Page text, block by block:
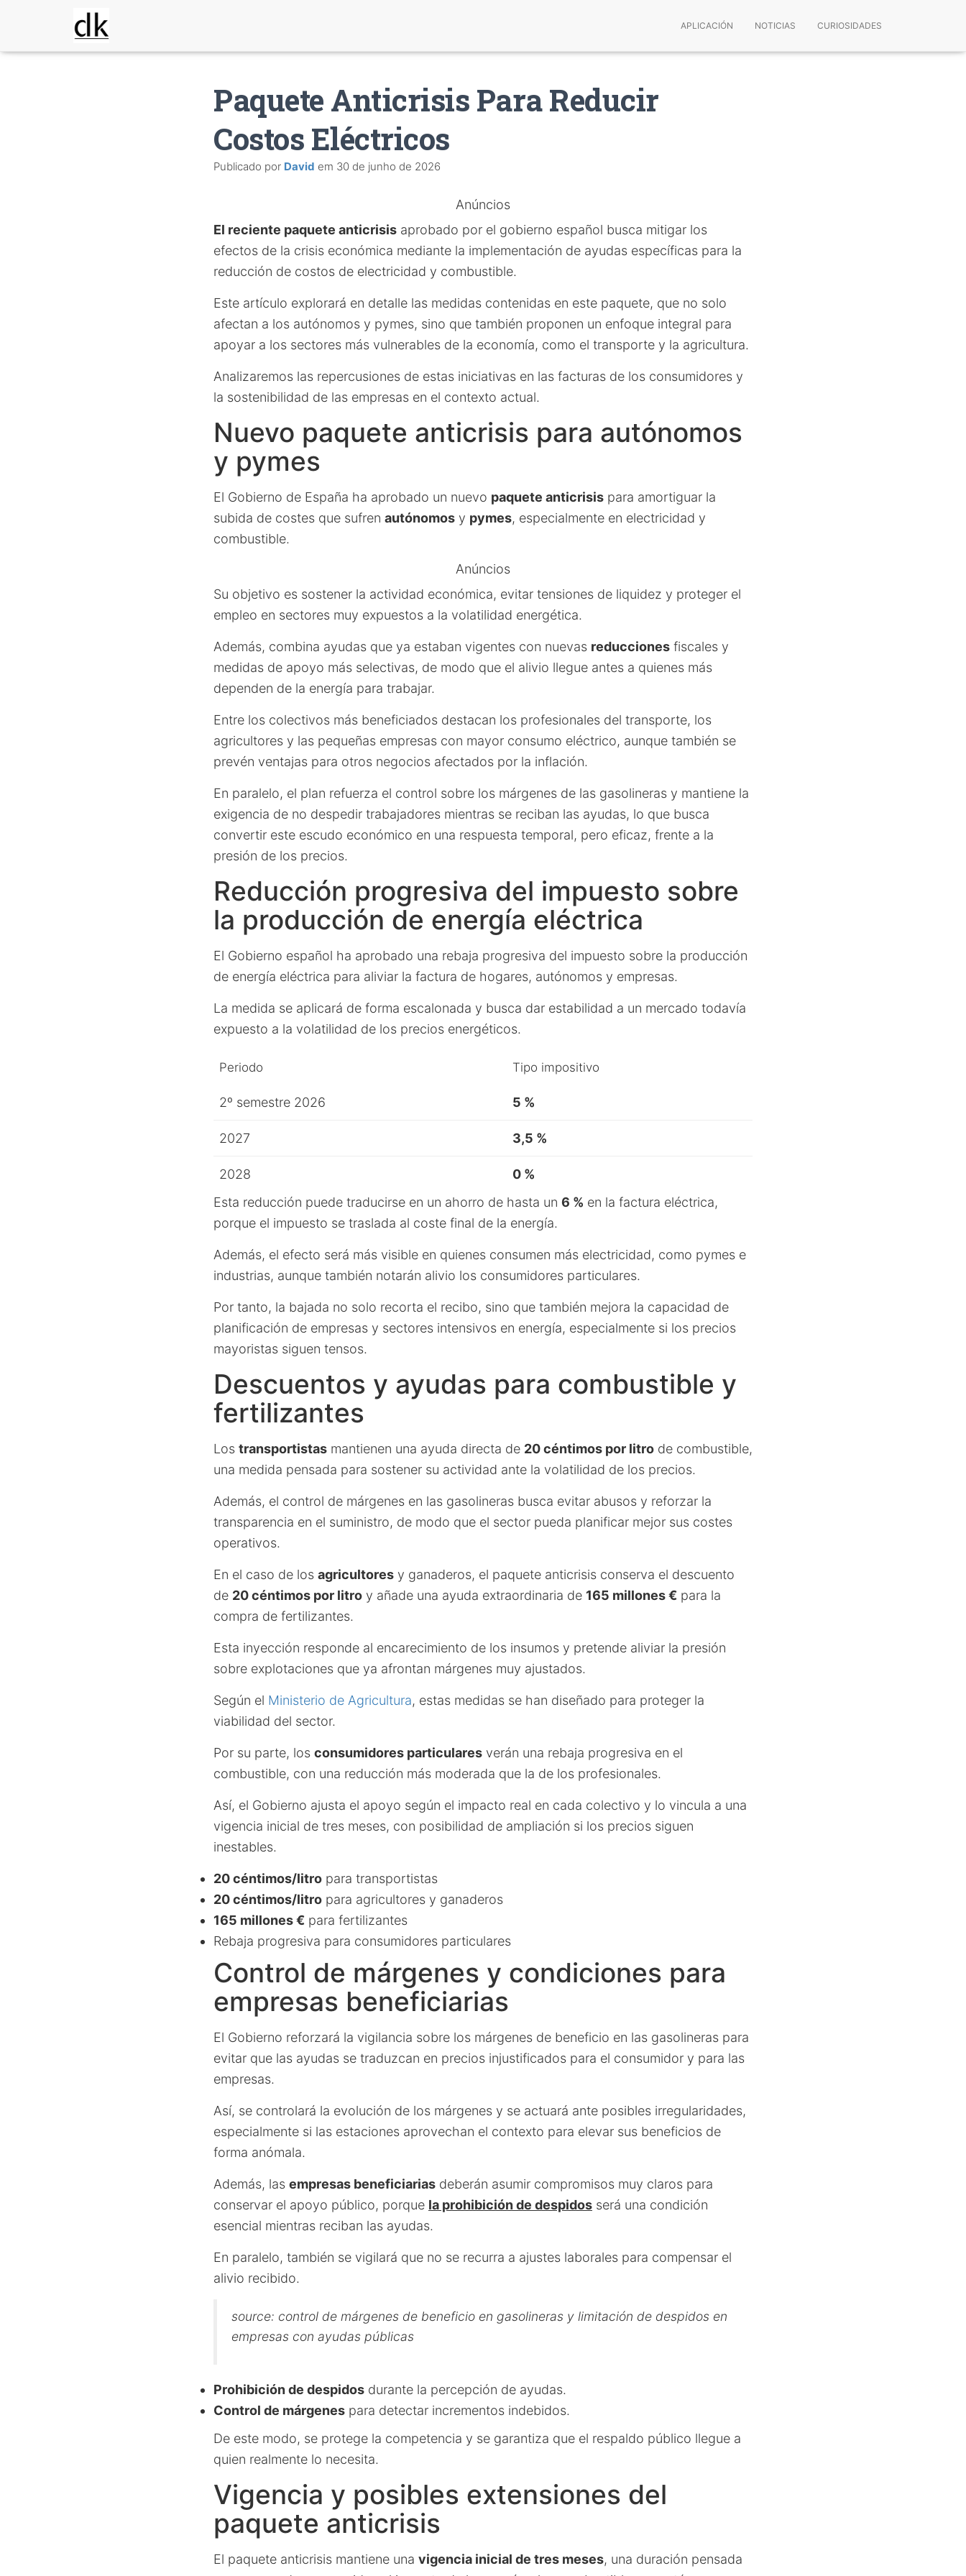
APLICACIÓN NOTICIAS CURIOSIDADES
Paquete Anticrisis Para Reducir
Costos Eléctricos
Publicado por David em 30 de junho de 2026
Anúncios
El reciente paquete anticrisis aprobado por el gobierno español busca mitigar los
efectos de la crisis económica mediante la implementación de ayudas específicas para la
reducción de costos de electricidad y combustible.
Este artículo explorará en detalle las medidas contenidas en este paquete, que no solo
afectan a los autónomos y pymes, sino que también proponen un enfoque integral para
apoyar a los sectores más vulnerables de la economía, como el transporte y la agricultura.
Analizaremos las repercusiones de estas iniciativas en las facturas de los consumidores y
la sostenibilidad de las empresas en el contexto actual.
Nuevo paquete anticrisis para autónomos
y pymes
El Gobierno de España ha aprobado un nuevo paquete anticrisis para amortiguar la
subida de costes que sufren autónomos y pymes, especialmente en electricidad y
combustible.
Anúncios
Su objetivo es sostener la actividad económica, evitar tensiones de liquidez y proteger el
empleo en sectores muy expuestos a la volatilidad energética.
Además, combina ayudas que ya estaban vigentes con nuevas reducciones fiscales y
medidas de apoyo más selectivas, de modo que el alivio llegue antes a quienes más
dependen de la energía para trabajar.
Entre los colectivos más beneficiados destacan los profesionales del transporte, los
agricultores y las pequeñas empresas con mayor consumo eléctrico, aunque también se
prevén ventajas para otros negocios afectados por la inflación.
En paralelo, el plan refuerza el control sobre los márgenes de las gasolineras y mantiene la
exigencia de no despedir trabajadores mientras se reciban las ayudas, lo que busca
convertir este escudo económico en una respuesta temporal, pero eficaz, frente a la
presión de los precios.
Reducción progresiva del impuesto sobre
la producción de energía eléctrica
El Gobierno español ha aprobado una rebaja progresiva del impuesto sobre la producción
de energía eléctrica para aliviar la factura de hogares, autónomos y empresas.
La medida se aplicará de forma escalonada y busca dar estabilidad a un mercado todavía
expuesto a la volatilidad de los precios energéticos.
Periodo Tipo impositivo
2º semestre 2026 5 %
2027 3,5 %
2028
0 %
Esta reducción puede traducirse en un ahorro de hasta un 6 % en la factura eléctrica,
porque el impuesto se traslada al coste final de la energía.
Además, el efecto será más visible en quienes consumen más electricidad, como pymes e
industrias, aunque también notarán alivio los consumidores particulares.
Por tanto, la bajada no solo recorta el recibo, sino que también mejora la capacidad de
planificación de empresas y sectores intensivos en energía, especialmente si los precios
mayoristas siguen tensos.
Descuentos y ayudas para combustible y
fertilizantes
Los transportistas mantienen una ayuda directa de 20 céntimos por litro de combustible,
una medida pensada para sostener su actividad ante la volatilidad de los precios.
Además, el control de márgenes en las gasolineras busca evitar abusos y reforzar la
transparencia en el suministro, de modo que el sector pueda planificar mejor sus costes
operativos.
En el caso de los agricultores y ganaderos, el paquete anticrisis conserva el descuento
de 20 céntimos por litro y añade una ayuda extraordinaria de 165 millones € para la
compra de fertilizantes.
Esta inyección responde al encarecimiento de los insumos y pretende aliviar la presión
sobre explotaciones que ya afrontan márgenes muy ajustados.
Según el Ministerio de Agricultura, estas medidas se han diseñado para proteger la
viabilidad del sector.
Por su parte, los consumidores particulares verán una rebaja progresiva en el
combustible, con una reducción más moderada que la de los profesionales.
Así, el Gobierno ajusta el apoyo según el impacto real en cada colectivo y lo vincula a una
vigencia inicial de tres meses, con posibilidad de ampliación si los precios siguen
inestables.
20 céntimos/litro para transportistas
20 céntimos/litro para agricultores y ganaderos
165 millones € para fertilizantes
Rebaja progresiva para consumidores particulares
Control de márgenes y condiciones para
empresas beneficiarias
El Gobierno reforzará la vigilancia sobre los márgenes de beneficio en las gasolineras para
evitar que las ayudas se traduzcan en precios injustificados para el consumidor y para las
empresas.
Así, se controlará la evolución de los márgenes y se actuará ante posibles irregularidades,
especialmente si las estaciones aprovechan el contexto para elevar sus beneficios de
forma anómala.
Además, las empresas beneficiarias deberán asumir compromisos muy claros para
conservar el apoyo público, porque la prohibición de despidos será una condición
esencial mientras reciban las ayudas.
En paralelo, también se vigilará que no se recurra a ajustes laborales para compensar el
alivio recibido.
source: control de márgenes de beneficio en gasolineras y limitación de despidos en
empresas con ayudas públicas
Prohibición de despidos durante la percepción de ayudas.
Control de márgenes para detectar incrementos indebidos.
De este modo, se protege la competencia y se garantiza que el respaldo público llegue a
quien realmente lo necesita.
Vigencia y posibles extensiones del
paquete anticrisis
El paquete anticrisis mantiene una vigencia inicial de tres meses, una duración pensada